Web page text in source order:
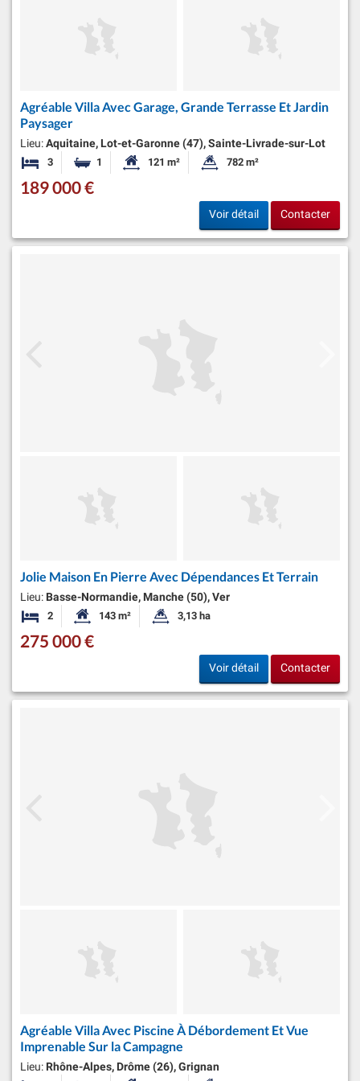
Agréable Villa Avec Garage, Grande Terrasse Et Jardin
Paysager
Lieu:Aquitaine, Lot-et-Garonne (47), Sainte-Livrade-sur-Lot
3 Chambres1 Salle de bainSurface habitable:
121 m² Superficie du terrain:
782 m²
189 000 €
Voir détail Contacter
Jolie Maison En Pierre Avec Dépendances Et Terrain
Lieu: Basse-Normandie, Manche (50), Ver
2 Chambres Surface habitable:
143 m² Superficie du terrain:
3,13 ha
275 000 €
Voir détail Contacter
Agréable Villa Avec Piscine À Débordement Et Vue
Imprenable Sur la Campagne
Lieu: Rhône-Alpes, Drôme (26), Grignan